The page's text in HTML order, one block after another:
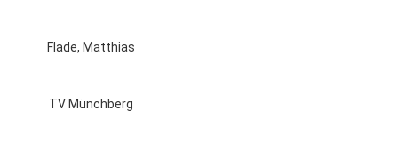
Flade, Matthias
TV Münchberg